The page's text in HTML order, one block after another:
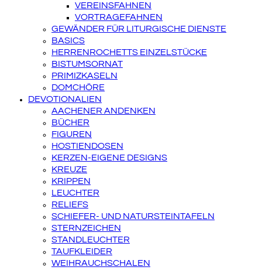
VEREINSFAHNEN
VORTRAGEFAHNEN
GEWÄNDER FÜR LITURGISCHE DIENSTE
BASICS
HERRENROCHETTS EINZELSTÜCKE
BISTUMSORNAT
PRIMIZKASELN
DOMCHÖRE
DEVOTIONALIEN
AACHENER ANDENKEN
BÜCHER
FIGUREN
HOSTIENDOSEN
KERZEN-EIGENE DESIGNS
KREUZE
KRIPPEN
LEUCHTER
RELIEFS
SCHIEFER- UND NATURSTEINTAFELN
STERNZEICHEN
STANDLEUCHTER
TAUFKLEIDER
WEIHRAUCHSCHALEN